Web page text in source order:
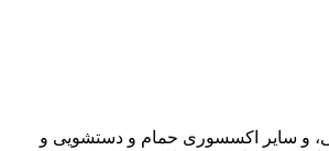
و سایر اکسسوری حمام و دستشویی و